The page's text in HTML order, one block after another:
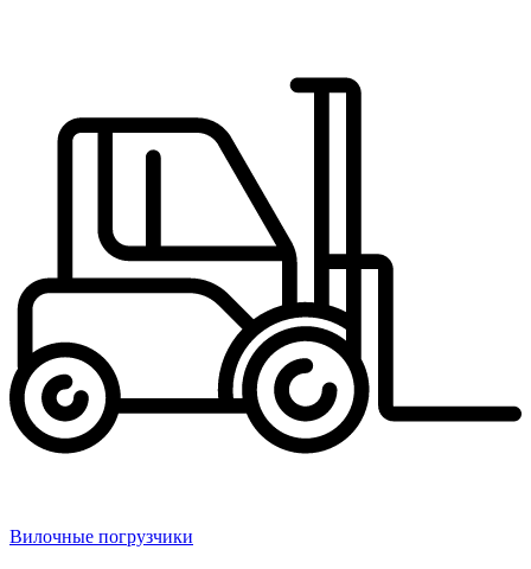
Вилочные погрузчики